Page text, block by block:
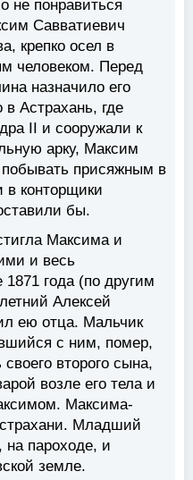
не понравиться
Савватиевич
крепко осел в
человеком. Перед
назначило его
Астрахань, где
II и сооружали к
арку, Максим
присяжным в
в конторщики
бы.
Максима и
и весь
года (по другим
Алексей
ею отца. Мальчик
с ним, помер,
второго сына,
возле его тела и
Максима-
Младший
пароходе, и
земле.